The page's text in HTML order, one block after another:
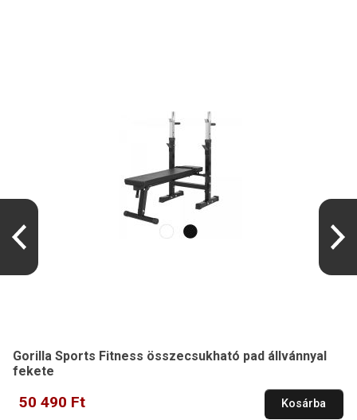
Gorilla Sports Fitness összecsukható pad állvánnyal
fekete
50 490 Ft Kosárba